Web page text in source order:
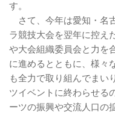
す。
さて、今年は愛知・名
ラ競技大会を翌年に控え
や大会組織委員会と力を
に進めるとともに、様々
も全力で取り組んでまい
ツイベントに終わらせる
ーツの振興や交流人口の